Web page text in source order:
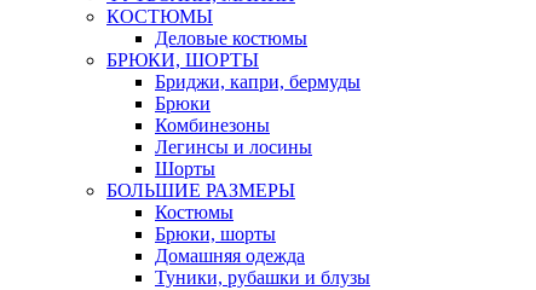
КОСТЮМЫ
Деловые костюмы
БРЮКИ, ШОРТЫ
Бриджи, капри, бермуды
Брюки
Комбинезоны
Легинсы и лосины
Шорты
БОЛЬШИЕ РАЗМЕРЫ
Костюмы
Брюки, шорты
Домашняя одежда
Туники, рубашки и блузы